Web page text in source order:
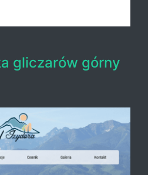
gliczarów górny